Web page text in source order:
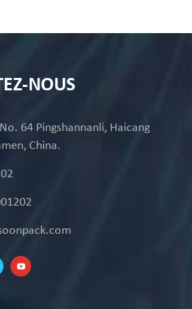
NOUS
64 Pingshannanli, Haicang
China.